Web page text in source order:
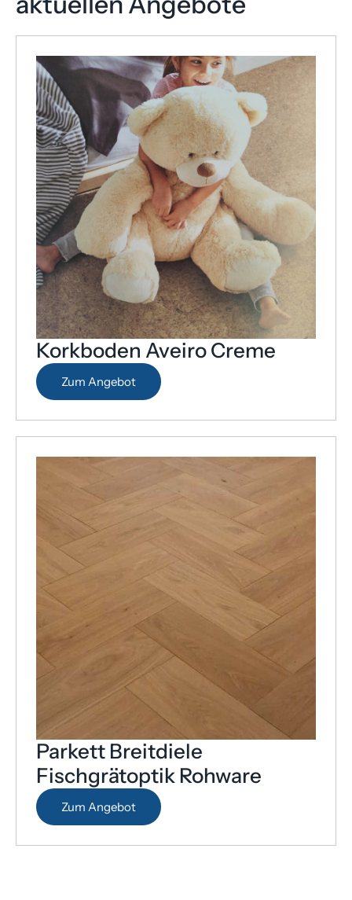
Korkboden Aveiro Creme
Zum Angebot
Parkett Breitdiele
Fischgrätoptik Rohware
Zum Angebot